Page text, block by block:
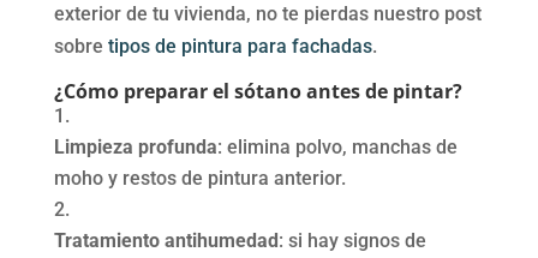
exterior de tu vivienda, no te pierdas nuestro post
sobre tipos de pintura para fachadas.
¿Cómo preparar el sótano antes de pintar?
Limpieza profunda: elimina polvo, manchas de
moho y restos de pintura anterior.
Tratamiento antihumedad: si hay signos de